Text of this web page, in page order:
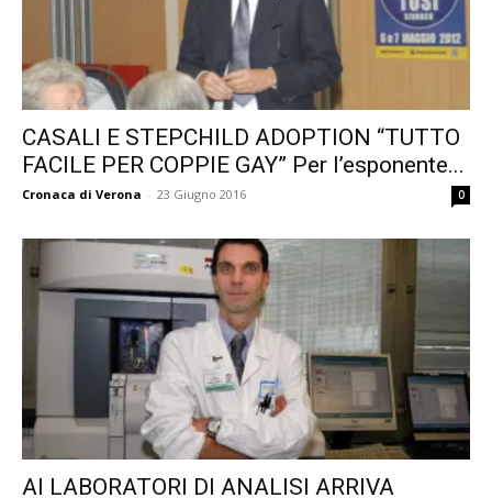
CASALI E STEPCHILD ADOPTION “TUTTO
FACILE PER COPPIE GAY” Per l’esponente...
Cronaca di Verona - 23 Giugno 2016 0
AI LABORATORI DI ANALISI ARRIVA